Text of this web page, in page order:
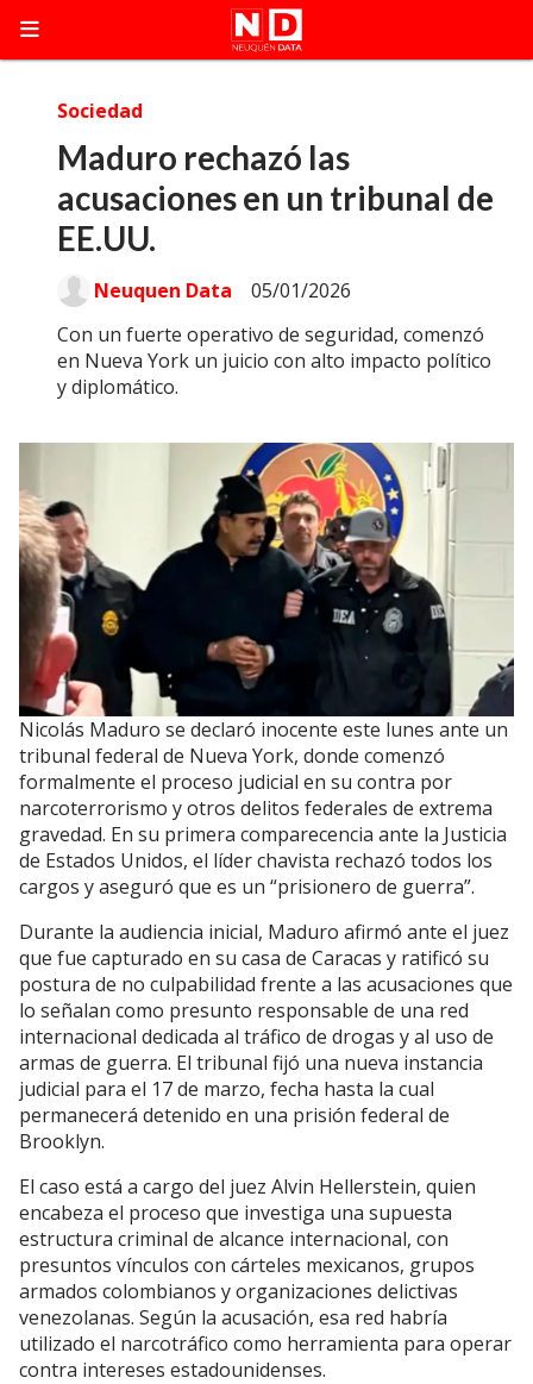
Maduro rechazó las
acusaciones en un tribunal de
EE.UU.
Con un fuerte operativo de seguridad, comenzó
en Nueva York un juicio con alto impacto político
y diplomático.
Sociedad
05/01/2026
Neuquen Data
Nicolás Maduro se declaró inocente este lunes ante un
tribunal federal de Nueva York, donde comenzó
formalmente el proceso judicial en su contra por
narcoterrorismo y otros delitos federales de extrema
gravedad. En su primera comparecencia ante la Justicia
de Estados Unidos, el líder chavista rechazó todos los
cargos y aseguró que es un “prisionero de guerra”.
Durante la audiencia inicial, Maduro afirmó ante el juez
que fue capturado en su casa de Caracas y ratificó su
postura de no culpabilidad frente a las acusaciones que
lo señalan como presunto responsable de una red
internacional dedicada al tráfico de drogas y al uso de
armas de guerra. El tribunal fijó una nueva instancia
judicial para el 17 de marzo, fecha hasta la cual
permanecerá detenido en una prisión federal de
Brooklyn.
El caso está a cargo del juez Alvin Hellerstein, quien
encabeza el proceso que investiga una supuesta
estructura criminal de alcance internacional, con
presuntos vínculos con cárteles mexicanos, grupos
armados colombianos y organizaciones delictivas
venezolanas. Según la acusación, esa red habría
utilizado el narcotráfico como herramienta para operar
contra intereses estadounidenses.